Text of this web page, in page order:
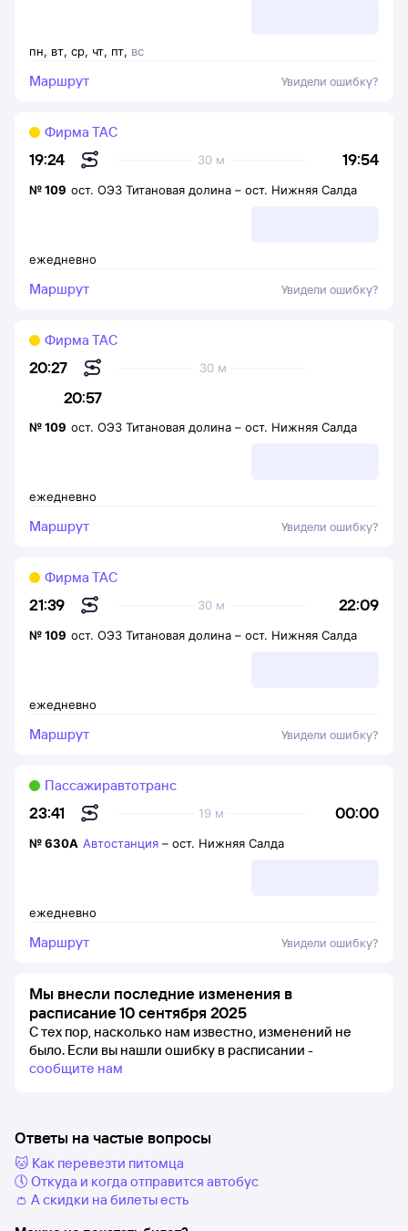
пн, вт, ср, чт, пт, вс
Маршрут Увидели ошибку?
19:24 19:54
30 м
Фирма ТАС
ежедневно
№109 ост. ОЭЗ Титановая долина – ост. Нижняя Салда
Маршрут Увидели ошибку?
20:27
20:57
30 м
Фирма ТАС
ежедневно
№109 ост. ОЭЗ Титановая долина – ост. Нижняя Салда
Маршрут Увидели ошибку?
21:39 22:09
30 м
Фирма ТАС
ежедневно
№109 ост. ОЭЗ Титановая долина – ост. Нижняя Салда
Маршрут Увидели ошибку?
23:41 00:00
19 м
Пассажиравтотранс
ежедневно
№630А Автостанция – ост. Нижняя Салда
Маршрут Увидели ошибку?
Мы внесли последние изменения в
расписание 10 сентября 2025
С тех пор, насколько нам известно, изменений не
было. Если вы нашли ошибку в расписании -
сообщите нам
Ответы на частые вопросы
🐱 Как перевезти питомца
🕔 Откуда и когда отправится автобус
👛 А скидки на билеты есть